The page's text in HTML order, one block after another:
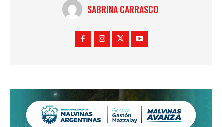
SABRINA CARRASCO